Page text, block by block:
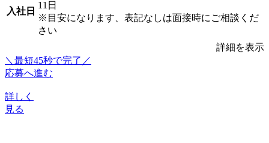
入社日
11日
※目安になります、表記なしは面接時にご相談くだ
さい
詳細を表示
＼最短45秒で完了／
応募へ進む
詳しく
見る